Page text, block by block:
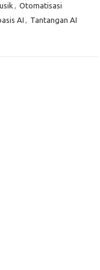
, Otomatisasi
AI , Tantangan AI